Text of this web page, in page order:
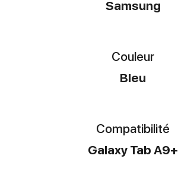
Samsung
Couleur
Bleu
Compatibilité
Galaxy Tab A9+